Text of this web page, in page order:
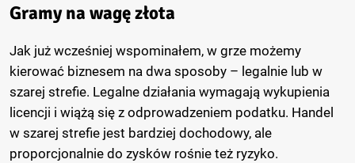
Gramy na wagę złota
Jak już wcześniej wspominałem, w grze możemy
kierować biznesem na dwa sposoby – legalnie lub w
szarej strefie. Legalne działania wymagają wykupienia
licencji i wiążą się z odprowadzeniem podatku. Handel
w szarej strefie jest bardziej dochodowy, ale
proporcjonalnie do zysków rośnie też ryzyko.